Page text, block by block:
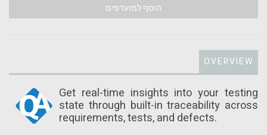
הוסף למועדפים
OVERVIEW
Get real-time insights into your testing
state through built-in traceability across
requirements, tests, and defects.